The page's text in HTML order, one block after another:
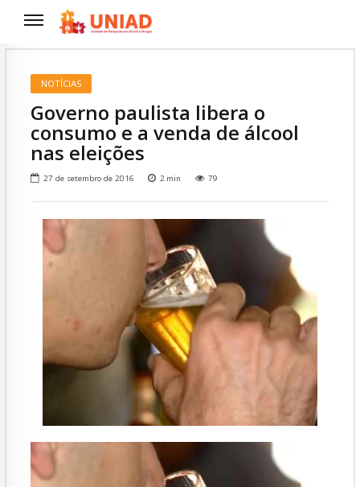
NOTÍCIAS
Governo paulista libera o
consumo e a venda de álcool
nas eleições
27 de setembro de 2016 2 min 79